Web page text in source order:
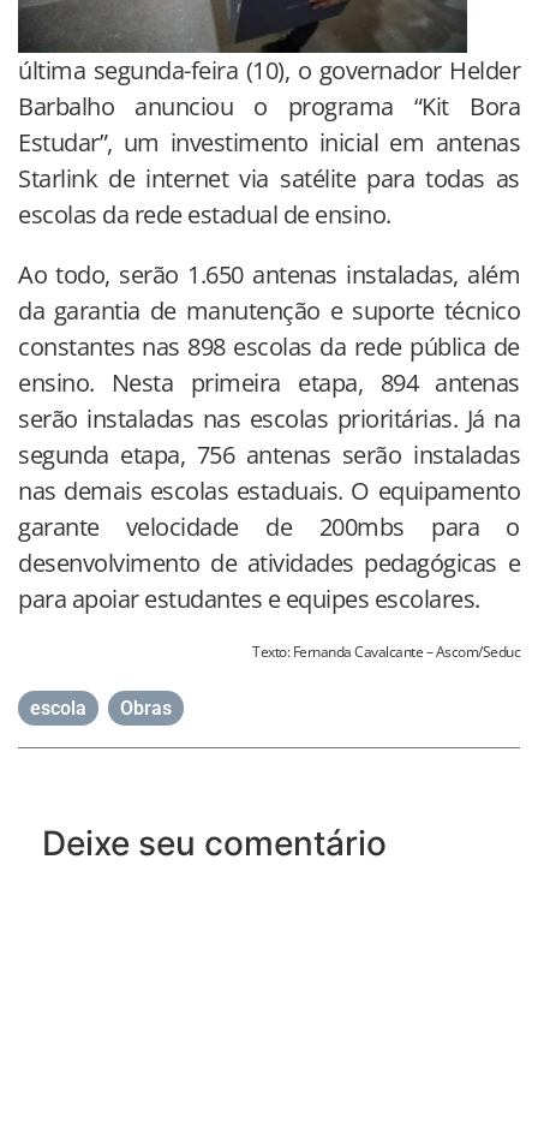
última segunda-feira (10), o governador Helder
Barbalho anunciou o programa “Kit Bora
Estudar”, um investimento inicial em antenas
Starlink de internet via satélite para todas as
escolas da rede estadual de ensino.
Ao todo, serão 1.650 antenas instaladas, além
da garantia de manutenção e suporte técnico
constantes nas 898 escolas da rede pública de
ensino. Nesta primeira etapa, 894 antenas
serão instaladas nas escolas prioritárias. Já na
segunda etapa, 756 antenas serão instaladas
nas demais escolas estaduais. O equipamento
garante velocidade de 200mbs para o
desenvolvimento de atividades pedagógicas e
para apoiar estudantes e equipes escolares.
Texto: Fernanda Cavalcante – Ascom/Seduc
escola Obras
Deixe seu comentário